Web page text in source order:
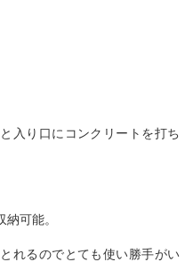
入り口にコンクリートを打ち
可能。
れるのでとても使い勝手がい